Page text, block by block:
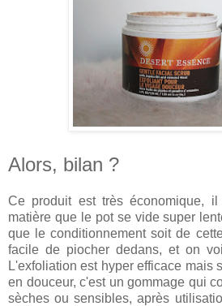
Alors, bilan ?
Ce produit est très économique,
matière que le pot se vide super
que le conditionnement soit de
facile de piocher dedans, et on
L'exfoliation est hyper efficace mais
en douceur, c'est un gommage qui
sèches ou sensibles, après